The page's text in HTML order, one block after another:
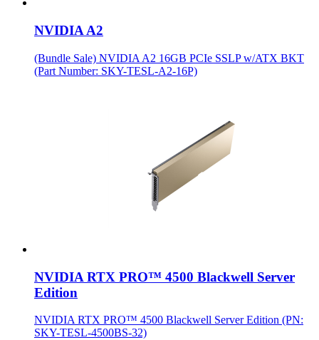
NVIDIA A2
(Bundle Sale) NVIDIA A2 16GB PCIe SSLP w/ATX BKT
(Part Number: SKY-TESL-A2-16P)
NVIDIA RTX PRO™ 4500 Blackwell Server
Edition
NVIDIA RTX PRO™ 4500 Blackwell Server Edition (PN:
SKY-TESL-4500BS-32)